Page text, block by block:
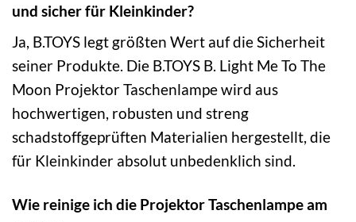
und sicher für Kleinkinder?
Ja, B.TOYS legt größten Wert auf die Sicherheit
seiner Produkte. Die B.TOYS B. Light Me To The
Moon Projektor Taschenlampe wird aus
hochwertigen, robusten und streng
schadstoffgeprüften Materialien hergestellt, die
für Kleinkinder absolut unbedenklich sind.
Wie reinige ich die Projektor Taschenlampe am